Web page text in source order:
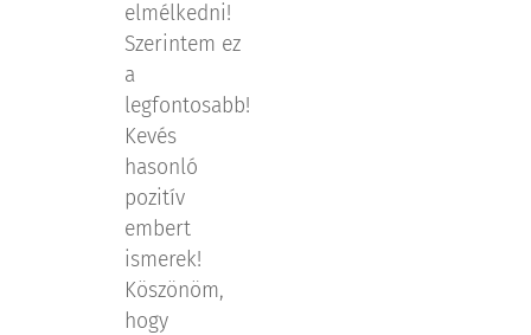
elmélkedni!
Szerintem ez
a
legfontosabb!
Kevés
hasonló
pozitív
embert
ismerek!
Köszönöm,
hogy